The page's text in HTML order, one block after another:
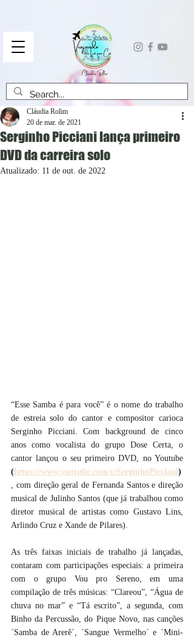
Serginho Picciani lança primeiro
DVD da carreira solo
Cláudia Rolim
20 de mar. de 2021
Atualizado: 11 de out. de 2022
“Esse Samba é para você” é o nome do trabalho
de estreia solo do cantor e compositor carioca
Serginho Picciani. Com background de cinco
anos como vocalista do grupo Dose Certa, o
( https://www.youtube.com/c/SerginhoPicciani)
, com direção geral de Fernanda Santos e direção
musical de Julinho Santos (que já trabalhou como
diretor musical de artistas como Gustavo Lins,
Arlindo Cruz e Xande de Pilares).
As três faixas iniciais de trabalho já lançadas,
contaram com participações especiais: a primeira
com o grupo Vou pro Sereno, em uma
compilação de três músicas: “Clareou”, “Água de
chuva no mar” e “Tá escrito”, a segunda, com
Binho da Percussão, do Pique Novo, nas canções
´Samba de Arerê´, `Sangue Vermelho´ e ´Mini-